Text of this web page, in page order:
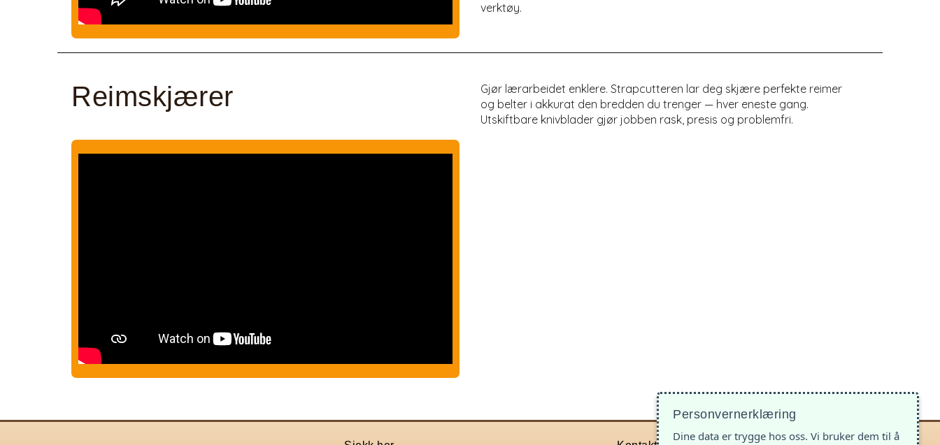
verktøy.
Reimskjærer
Gjør lærarbeidet enklere. Strapcutteren lar deg skjære perfekte reimer
og belter i akkurat den bredden du trenger — hver eneste gang.
Utskiftbare knivblader gjør jobben rask, presis og problemfri.
Personvernerklæring
Dine data er trygge hos oss. Vi bruker dem til å